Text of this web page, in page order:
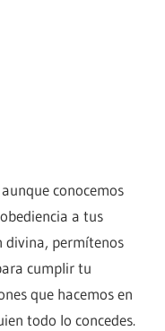
conocemos
a tus
divina, permítenos
cumplir tu
que hacemos en
todo lo concedes.